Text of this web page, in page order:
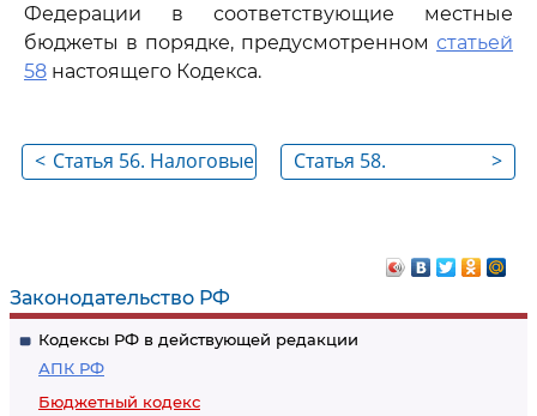
Законодательство РФ
Кодексы РФ в действующей редакции
АПК РФ
Бюджетный кодекс
Федерации в соответствующие местные
бюджеты в порядке, предусмотренном статьей
58 настоящего Кодекса.
< Статья 56. Налоговые
>
Статья 58.
Российской
Федерации по
установлению
нормативов